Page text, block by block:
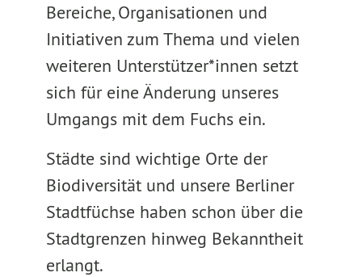
Bereiche, Organisationen und
Initiativen zum Thema und vielen
weiteren Unterstützer*innen setzt
sich für eine Änderung unseres
Umgangs mit dem Fuchs ein.
Städte sind wichtige Orte der
Biodiversität und unsere Berliner
Stadtfüchse haben schon über die
Stadtgrenzen hinweg Bekanntheit
erlangt.